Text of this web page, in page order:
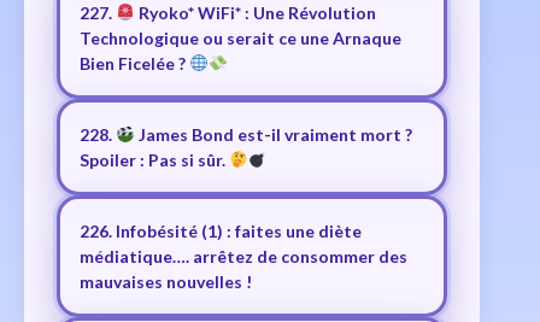
227.
Ryoko* WiFi* : Une Révolution
Technologique ou serait ce une Arnaque
Bien Ficelée ?
228.
James Bond est-il vraiment mort ?
Spoiler : Pas si sûr.
226. Infobésité (1) : faites une diète
médiatique…. arrêtez de consommer des
mauvaises nouvelles !